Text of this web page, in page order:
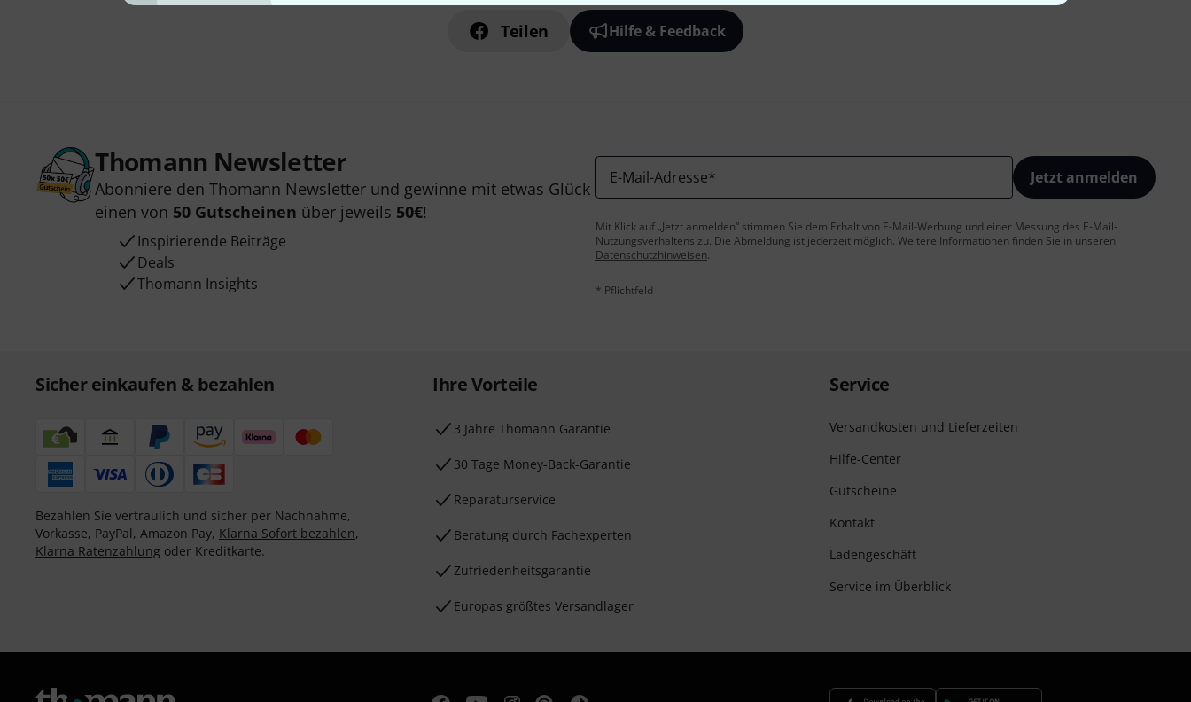
Teilen Hilfe & Feedback
Thomann Newsletter
Abonniere den Thomann Newsletter und gewinne mit etwas Glück
einen von 50 Gutscheinen über jeweils 50€!
Inspirierende Beiträge
Deals
Thomann Insights
E-Mail-Adresse* Jetzt anmelden
Mit Klick auf „Jetzt anmelden“ stimmen Sie dem Erhalt von E-Mail-Werbung und einer Messung des E-Mail-
Nutzungsverhaltens zu. Die Abmeldung ist jederzeit möglich. Weitere Informationen finden Sie in unseren
Datenschutzhinweisen.
* Pflichtfeld
Sicher einkaufen & bezahlen
Bezahlen Sie vertraulich und sicher per Nachnahme,
Vorkasse, PayPal, Amazon Pay, Klarna Sofort bezahlen,
Klarna Ratenzahlung oder Kreditkarte.
Ihre Vorteile
3 Jahre Thomann Garantie
30 Tage Money-Back-Garantie
Reparaturservice
Beratung durch Fachexperten
Zufriedenheitsgarantie
Europas größtes Versandlager
Service
Versandkosten und Lieferzeiten
Hilfe-Center
Gutscheine
Kontakt
Ladengeschäft
Service im Überblick